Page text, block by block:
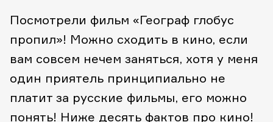
Посмотрели фильм «Географ глобус
пропил»! Можно сходить в кино, если
вам совсем нечем заняться, хотя у меня
один приятель принципиально не
платит за русские фильмы, его можно
понять! Ниже десять фактов про кино!